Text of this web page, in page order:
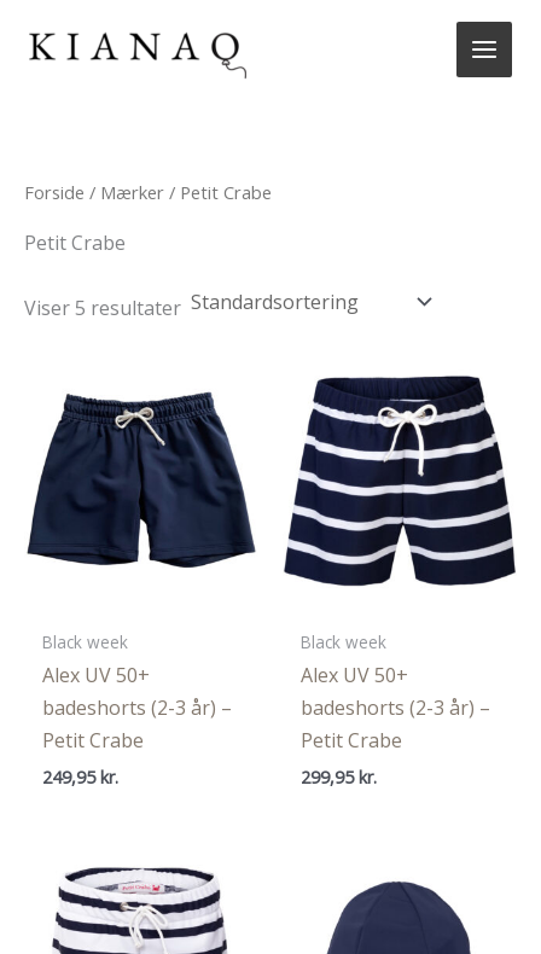
Forside / Mærker / Petit Crabe
Petit Crabe
Viser 5 resultater
Black week
Alex UV 50+
badeshorts (2-3 år) –
Petit Crabe
249,95 kr.
Black week
Alex UV 50+
badeshorts (2-3 år) –
Petit Crabe
299,95 kr.